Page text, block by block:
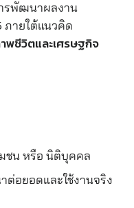
รพัฒนาผลงาน
ภายใต้แนวคิด
พชีวิตและเศรษฐกิจ
ชน หรือ นิติบุคคล
อยอดและใช้งานจริง